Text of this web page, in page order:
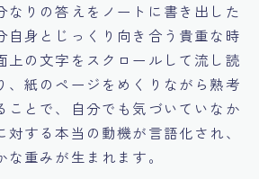
なりの答えをノートに書き出した
自身とじっくり向き合う貴重な時
上の文字をスクロールして流し読
、紙のページをめくりながら熟考
ことで、自分でも気づいていなか
対する本当の動機が言語化され、
重みが生まれます。